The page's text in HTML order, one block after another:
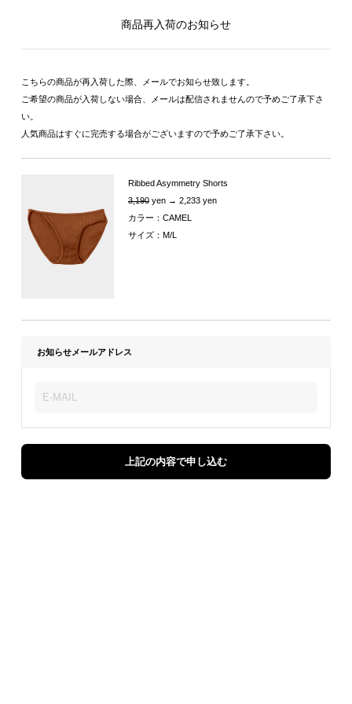
商品再入荷のお知らせ
こちらの商品が再入荷した際、メールでお知らせ致します。
ご希望の商品が入荷しない場合、メールは配信されませんので予めご了承下さ
い。
人気商品はすぐに完売する場合がございますので予めご了承下さい。
Ribbed Asymmetry Shorts
3,190yen → 2,233 yen
カラー：CAMEL
サイズ：M/L
お知らせメールアドレス
上記の内容で申し込む